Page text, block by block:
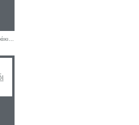
Ξύλινη μπομπονιέρα βάπτισης Στρουμφάκι σιελ - κίτρινο